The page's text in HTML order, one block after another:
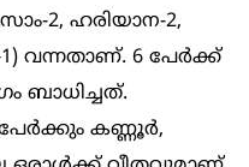
2, ഹരിയാന-2,
വന്നതാണ്. 6 പേര്‍ക്ക്
ബാധിച്ചത്.
പേര്‍ക്കും കണ്ണൂര്‍,